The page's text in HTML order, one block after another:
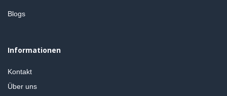
Blogs
Informationen
Kontakt
Über uns